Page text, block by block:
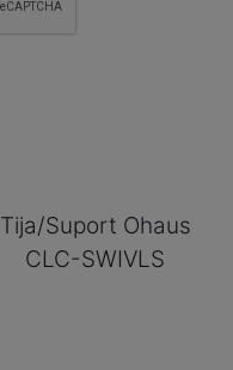
Tija/Suport Ohaus
CLC-SWIVLS